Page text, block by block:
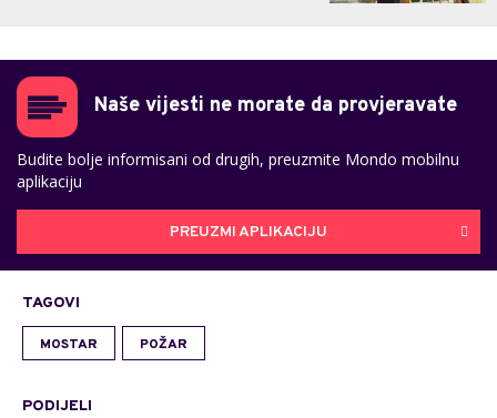
Naše vijesti ne morate da provjeravate
Budite bolje informisani od drugih, preuzmite Mondo mobilnu
aplikaciju
PREUZMI APLIKACIJU
TAGOVI
MOSTAR POŽAR
PODIJELI